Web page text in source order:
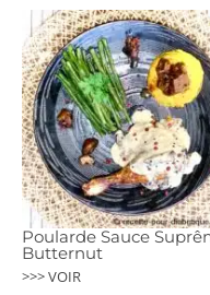
Poularde Sauce
Butternut
>>> VOIR